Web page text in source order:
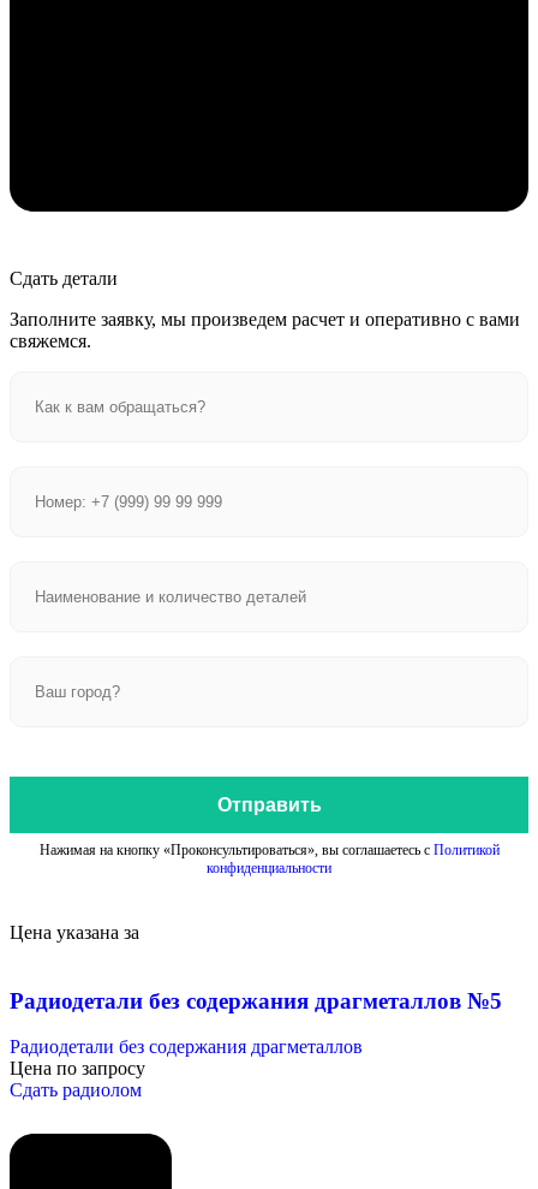
Сдать детали
Заполните заявку, мы произведем расчет и оперативно с вами
свяжемся.
Отправить
Нажимая на кнопку «Проконсультироваться», вы соглашаетесь с Политикой
конфиденциальности
Цена указана за
Радиодетали без содержания драгметаллов №5
Радиодетали без содержания драгметаллов
Цена по запросу
Сдать радиолом